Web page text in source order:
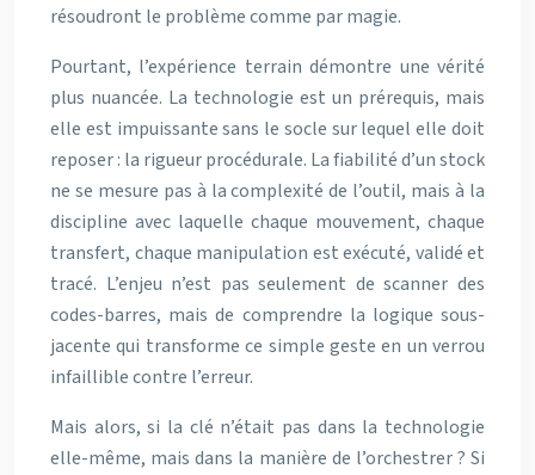
résoudront le problème comme par magie.
Pourtant, l’expérience terrain démontre une vérité
plus nuancée. La technologie est un prérequis, mais
elle est impuissante sans le socle sur lequel elle doit
reposer : la rigueur procédurale. La fiabilité d’un stock
ne se mesure pas à la complexité de l’outil, mais à la
discipline avec laquelle chaque mouvement, chaque
transfert, chaque manipulation est exécuté, validé et
tracé. L’enjeu n’est pas seulement de scanner des
codes-barres, mais de comprendre la logique sous-
jacente qui transforme ce simple geste en un verrou
infaillible contre l’erreur.
Mais alors, si la clé n’était pas dans la technologie
elle-même, mais dans la manière de l’orchestrer ? Si